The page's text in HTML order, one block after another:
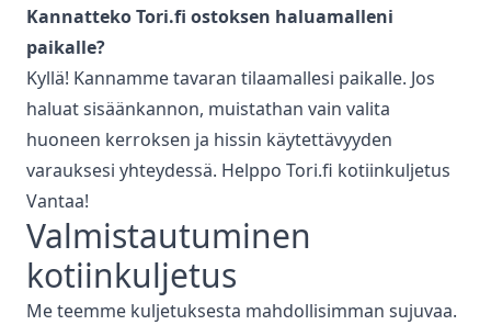
Kannatteko Tori.fi ostoksen haluamalleni
paikalle?
Kyllä! Kannamme tavaran tilaamallesi paikalle. Jos
haluat sisäänkannon, muistathan vain valita
huoneen kerroksen ja hissin käytettävyyden
varauksesi yhteydessä. Helppo Tori.fi kotiinkuljetus
Vantaa!
Valmistautuminen
kotiinkuljetus
Me teemme kuljetuksesta mahdollisimman sujuvaa.